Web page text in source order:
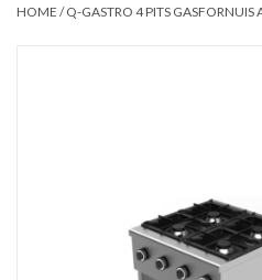
HOME /Q-GASTRO 4 PITS